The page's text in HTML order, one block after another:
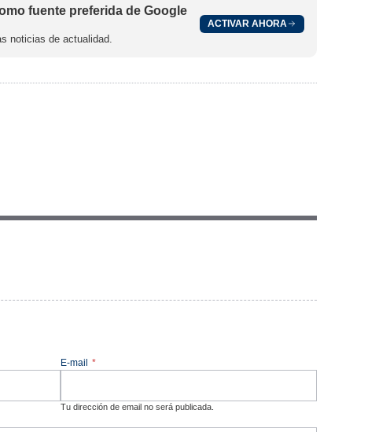
fuente preferida de Google
noticias de actualidad.
ACTIVAR AHORA
E-mail *
Tu dirección de email no será publicada.